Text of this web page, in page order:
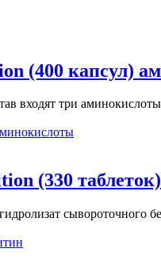
(400 капсул)
входят три
(330